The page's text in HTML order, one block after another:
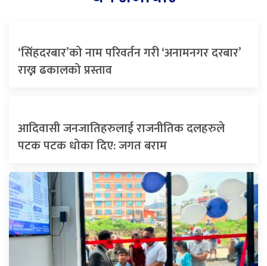
‘सिंहदरबार’को नाम परिवर्तन गरी ‘अनामनगर दरबार’
राख्न ढकालको प्रस्ताव
आदिवासी जनजातिहरुलाई राजनीतिक दलहरुले
पटक पटक धोका दिए: जगत बराम